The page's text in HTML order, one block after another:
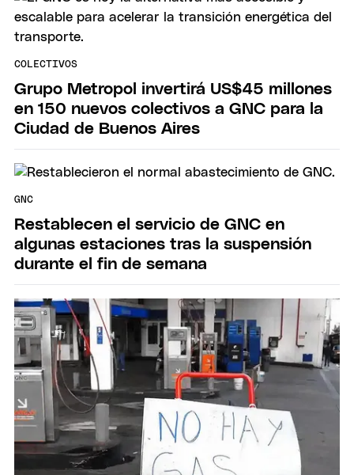
COLECTIVOS
Grupo Metropol invertirá US$45 millones
en 150 nuevos colectivos a GNC para la
Ciudad de Buenos Aires
GNC
Restablecen el servicio de GNC en
algunas estaciones tras la suspensión
durante el fin de semana